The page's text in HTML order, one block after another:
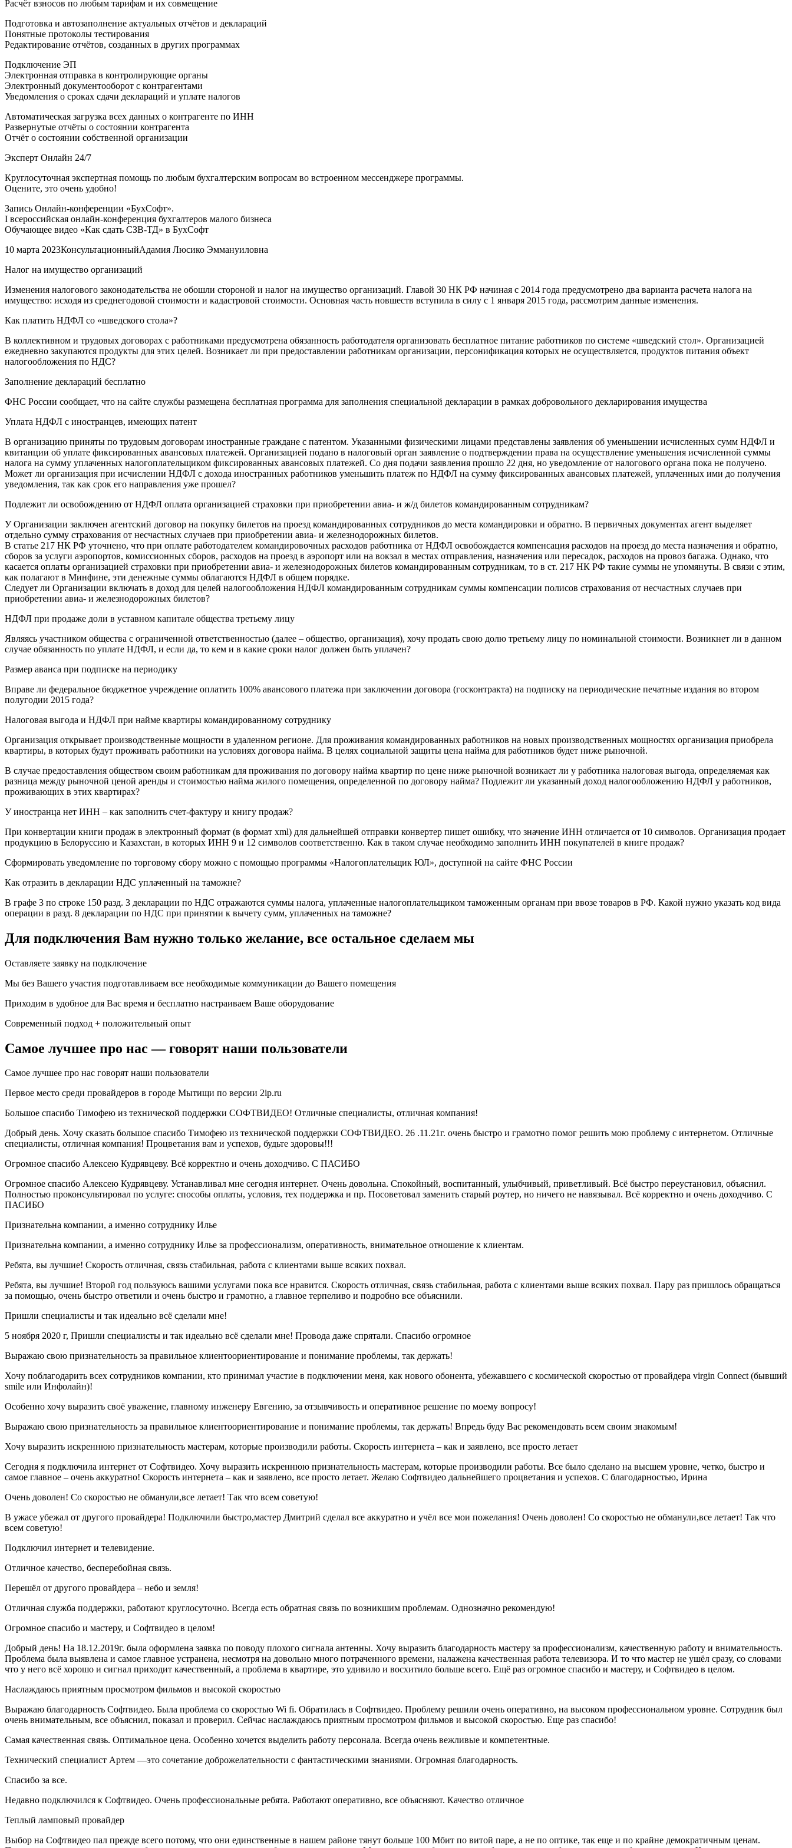
Расчёт взносов по любым тарифам и их совмещение
Подготовка и автозаполнение актуальных отчётов и деклараций
Понятные протоколы тестирования
Редактирование отчётов, созданных в других программах
Подключение ЭП
Электронная отправка в контролирующие органы
Электронный документооборот с контрагентами
Уведомления о сроках сдачи деклараций и уплате налогов
Автоматическая загрузка всех данных о контрагенте по ИНН
Развернутые отчёты о состоянии контрагента
Отчёт о состоянии собственной организации
Эксперт Онлайн 24/7
Круглосуточная экспертная помощь по любым бухгалтерским вопросам во встроенном мессенджере программы.
Оцените, это очень удобно!
Запись Онлайн-конференции «БухСофт».
I всероссийская онлайн-конференция бухгалтеров малого бизнеса
Обучающее видео «Как сдать СЗВ-ТД» в БухСофт
10 марта 2023КонсультационныйАдамия Люсико Эммануиловна
Налог на имущество организаций
Изменения налогового законодательства не обошли стороной и налог на имущество организаций. Главой 30 НК РФ начиная с 2014 года предусмотрено два варианта расчета налога на
имущество: исходя из среднегодовой стоимости и кадастровой стоимости. Основная часть новшеств вступила в силу с 1 января 2015 года, рассмотрим данные изменения.
Как платить НДФЛ со «шведского стола»?
В коллективном и трудовых договорах с работниками предусмотрена обязанность работодателя организовать бесплатное питание работников по системе «шведский стол». Организацией
ежедневно закупаются продукты для этих целей. Возникает ли при предоставлении работникам организации, персонификация которых не осуществляется, продуктов питания объект
налогообложения по НДС?
Заполнение деклараций бесплатно
ФНС России сообщает, что на сайте службы размещена бесплатная программа для заполнения специальной декларации в рамках добровольного декларирования имущества
Уплата НДФЛ с иностранцев, имеющих патент
В организацию приняты по трудовым договорам иностранные граждане с патентом. Указанными физическими лицами представлены заявления об уменьшении исчисленных сумм НДФЛ и
квитанции об уплате фиксированных авансовых платежей. Организацией подано в налоговый орган заявление о подтверждении права на осуществление уменьшения исчисленной суммы
налога на сумму уплаченных налогоплательщиком фиксированных авансовых платежей. Со дня подачи заявления прошло 22 дня, но уведомление от налогового органа пока не получено.
Может ли организация при исчислении НДФЛ с дохода иностранных работников уменьшить платеж по НДФЛ на сумму фиксированных авансовых платежей, уплаченных ими до получения
уведомления, так как срок его направления уже прошел?
Подлежит ли освобождению от НДФЛ оплата организацией страховки при приобретении авиа- и ж/д билетов командированным сотрудникам?
У Организации заключен агентский договор на покупку билетов на проезд командированных сотрудников до места командировки и обратно. В первичных документах агент выделяет
отдельно сумму страхования от несчастных случаев при приобретении авиа- и железнодорожных билетов.
В статье 217 НК РФ уточнено, что при оплате работодателем командировочных расходов работника от НДФЛ освобождается компенсация расходов на проезд до места назначения и обратно,
сборов за услуги аэропортов, комиссионных сборов, расходов на проезд в аэропорт или на вокзал в местах отправления, назначения или пересадок, расходов на провоз багажа. Однако, что
касается оплаты организацией страховки при приобретении авиа- и железнодорожных билетов командированным сотрудникам, то в ст. 217 НК РФ такие суммы не упомянуты. В связи с этим,
как полагают в Минфине, эти денежные суммы облагаются НДФЛ в общем порядке.
Следует ли Организации включать в доход для целей налогообложения НДФЛ командированным сотрудникам суммы компенсации полисов страхования от несчастных случаев при
приобретении авиа- и железнодорожных билетов?
НДФЛ при продаже доли в уставном капитале общества третьему лицу
Являясь участником общества с ограниченной ответственностью (далее – общество, организация), хочу продать свою долю третьему лицу по номинальной стоимости. Возникнет ли в данном
случае обязанность по уплате НДФЛ, и если да, то кем и в какие сроки налог должен быть уплачен?
Размер аванса при подписке на периодику
Вправе ли федеральное бюджетное учреждение оплатить 100% авансового платежа при заключении договора (госконтракта) на подписку на периодические печатные издания во втором
полугодии 2015 года?
Налоговая выгода и НДФЛ при найме квартиры командированному сотруднику
Организация открывает производственные мощности в удаленном регионе. Для проживания командированных работников на новых производственных мощностях организация приобрела
квартиры, в которых будут проживать работники на условиях договора найма. В целях социальной защиты цена найма для работников будет ниже рыночной.
В случае предоставления обществом своим работникам для проживания по договору найма квартир по цене ниже рыночной возникает ли у работника налоговая выгода, определяемая как
разница между рыночной ценой аренды и стоимостью найма жилого помещения, определенной по договору найма? Подлежит ли указанный доход налогообложению НДФЛ у работников,
проживающих в этих квартирах?
У иностранца нет ИНН – как заполнить счет-фактуру и книгу продаж?
При конвертации книги продаж в электронный формат (в формат xml) для дальнейшей отправки конвертер пишет ошибку, что значение ИНН отличается от 10 символов. Организация продает
продукцию в Белоруссию и Казахстан, в которых ИНН 9 и 12 символов соответственно. Как в таком случае необходимо заполнить ИНН покупателей в книге продаж?
Сформировать уведомление по торговому сбору можно с помощью программы «Налогоплательщик ЮЛ», доступной на сайте ФНС России
Как отразить в декларации НДС уплаченный на таможне?
В графе 3 по строке 150 разд. 3 декларации по НДС отражаются суммы налога, уплаченные налогоплательщиком таможенным органам при ввозе товаров в РФ. Какой нужно указать код вида
операции в разд. 8 декларации по НДС при принятии к вычету сумм, уплаченных на таможне?
Для подключения Вам нужно только желание, все остальное сделаем мы
Оставляете заявку на подключение
Мы без Вашего участия подготавливаем все необходимые коммуникации до Вашего помещения
Приходим в удобное для Вас время и бесплатно настраиваем Ваше оборудование
Современный подход + положительный опыт
Самое лучшее про нас — говорят наши пользователи
Самое лучшее про нас говорят наши пользователи
Первое место среди провайдеров в городе Мытищи по версии 2ip.ru
Большое спасибо Тимофею из технической поддержки СОФТВИДЕО! Отличные специалисты, отличная компания!
Добрый день. Хочу сказать большое спасибо Тимофею из технической поддержки СОФТВИДЕО. 26 .11.21г. очень быстро и грамотно помог решить мою проблему с интернетом. Отличные
специалисты, отличная компания! Процветания вам и успехов, будьте здоровы!!!
Огромное спасибо Алексею Кудрявцеву. Всё корректно и очень доходчиво. С ПАСИБО
Огромное спасибо Алексею Кудрявцеву. Устанавливал мне сегодня интернет. Очень довольна. Спокойный, воспитанный, улыбчивый, приветливый. Всё быстро переустановил, объяснил.
Полностью проконсультировал по услуге: способы оплаты, условия, тех поддержка и пр. Посоветовал заменить старый роутер, но ничего не навязывал. Всё корректно и очень доходчиво. С
ПАСИБО
Признательна компании, а именно сотруднику Илье
Признательна компании, а именно сотруднику Илье за профессионализм, оперативность, внимательное отношение к клиентам.
Ребята, вы лучшие! Скорость отличная, связь стабильная, работа с клиентами выше всяких похвал.
Ребята, вы лучшие! Второй год пользуюсь вашими услугами пока все нравится. Скорость отличная, связь стабильная, работа с клиентами выше всяких похвал. Пару раз пришлось обращаться
за помощью, очень быстро ответили и очень быстро и грамотно, а главное терпеливо и подробно все объяснили.
Пришли специалисты и так идеально всё сделали мне!
5 ноября 2020 г, Пришли специалисты и так идеально всё сделали мне! Провода даже спрятали. Спасибо огромное
Выражаю свою признательность за правильное клиентоориентирование и понимание проблемы, так держать!
Хочу поблагодарить всех сотрудников компании, кто принимал участие в подключении меня, как нового обонента, убежавшего с космической скоростью от провайдера virgin Connect (бывший
smile или Инфолайн)!
Особенно хочу выразить своё уважение, главному инженеру Евгению, за отзывчивость и оперативное решение по моему вопросу!
Выражаю свою признательность за правильное клиентоориентирование и понимание проблемы, так держать! Впредь буду Вас рекомендовать всем своим знакомым!
Хочу выразить искреннюю признательность мастерам, которые производили работы. Скорость интернета – как и заявлено, все просто летает
Сегодня я подключила интернет от Софтвидео. Хочу выразить искреннюю признательность мастерам, которые производили работы. Все было сделано на высшем уровне, четко, быстро и
самое главное – очень аккуратно! Скорость интернета – как и заявлено, все просто летает. Желаю Софтвидео дальнейшего процветания и успехов. С благодарностью, Ирина
Очень доволен! Со скоростью не обманули,все летает! Так что всем советую!
В ужасе убежал от другого провайдера! Подключили быстро,мастер Дмитрий сделал все аккуратно и учёл все мои пожелания! Очень доволен! Со скоростью не обманули,все летает! Так что
всем советую!
Подключил интернет и телевидение.
Отличное качество, бесперебойная связь.
Перешёл от другого провайдера – небо и земля!
Отличная служба поддержки, работают круглосуточно. Всегда есть обратная связь по возникшим проблемам. Однозначно рекомендую!
Огромное спасибо и мастеру, и Софтвидео в целом!
Добрый день! На 18.12.2019г. была оформлена заявка по поводу плохого сигнала антенны. Хочу выразить благодарность мастеру за профессионализм, качественную работу и внимательность.
Проблема была выявлена и самое главное устранена, несмотря на довольно много потраченного времени, налажена качественная работа телевизора. И то что мастер не ушёл сразу, со словами
что у него всё хорошо и сигнал приходит качественный, а проблема в квартире, это удивило и восхитило больше всего. Ещё раз огромное спасибо и мастеру, и Софтвидео в целом.
Наслаждаюсь приятным просмотром фильмов и высокой скоростью
Выражаю благодарность Софтвидео. Была проблема со скоростью Wi fi. Обратилась в Софтвидео. Проблему решили очень оперативно, на высоком профессиональном уровне. Сотрудник был
очень внимательным, все объяснил, показал и проверил. Сейчас наслаждаюсь приятным просмотром фильмов и высокой скоростью. Еще раз спасибо!
Самая качественная связь. Оптимальное цена. Особенно хочется выделить работу персонала. Всегда очень вежливые и компетентные.
Технический специалист Артем —это сочетание доброжелательности с фантастическими знаниями. Огромная благодарность.
Спасибо за все.
Недавно подключился к Софтвидео. Очень профессиональные ребята. Работают оперативно, все объясняют. Качество отличное
Теплый ламповый провайдер
Выбор на Софтвидео пал прежде всего потому, что они единственные в нашем районе тянут больше 100 Мбит по витой паре, а не по оптике, так еще и по крайне демократичным ценам.